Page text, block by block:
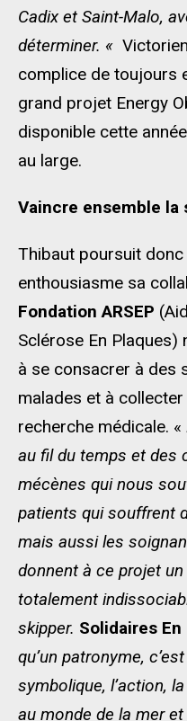
Cadix et Saint-Malo,
déterminer. «
complice de toujours
grand projet Energy
disponible cette
au large.
Vaincre ensemble la
Thibaut poursuit
enthousiasme sa
Fondation ARSEP
Sclérose En Plaques)
à se consacrer à des
malades et à
recherche médicale. «
au fil du temps et des
mécènes qui nous
patients qui souffrent
mais aussi les
donnent à ce projet
totalement
skipper. Solidaires En
qu’un patronyme,
symbolique, l’action,
au monde de la mer